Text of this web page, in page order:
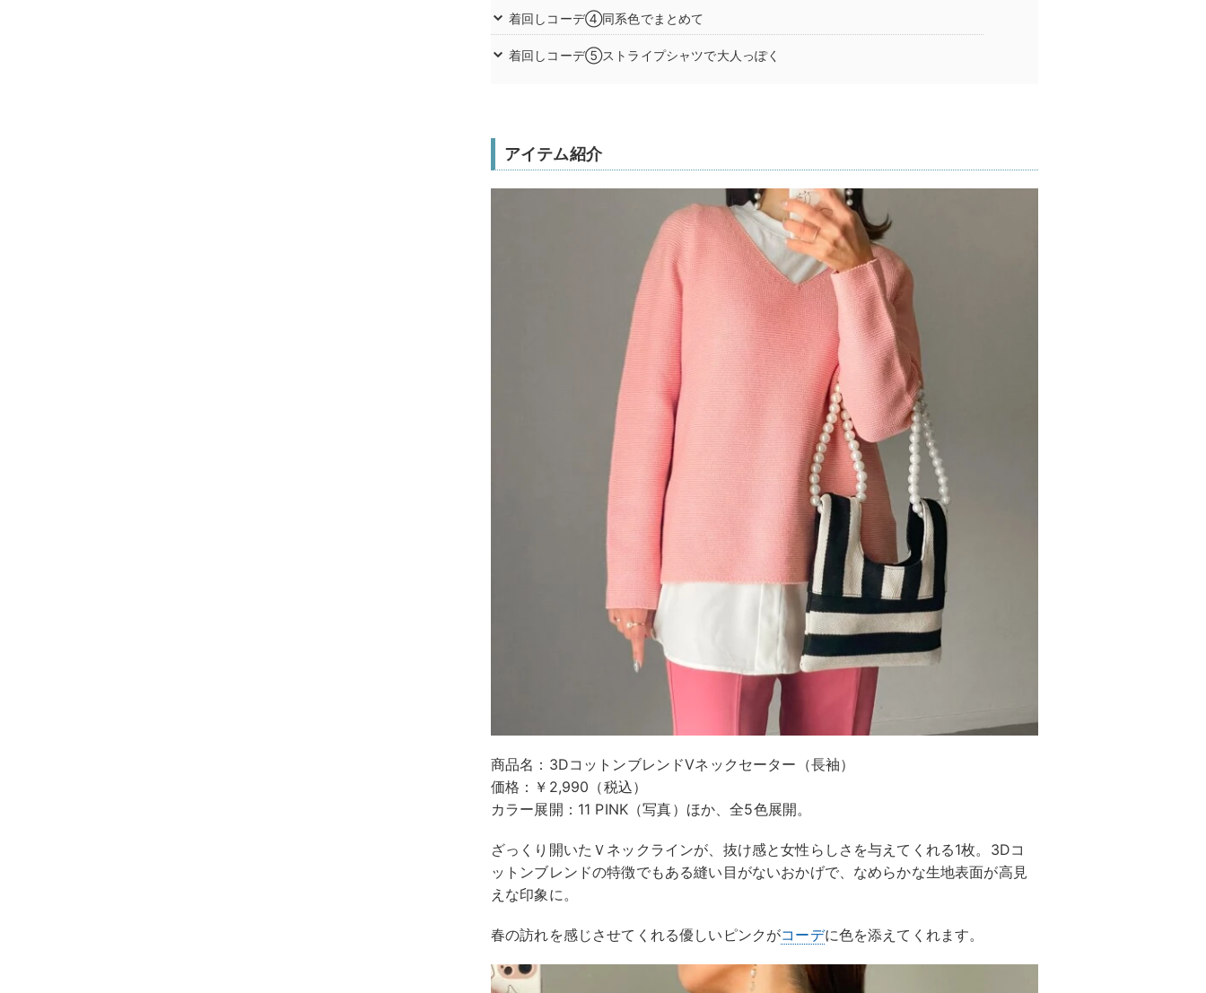
着回しコーデ④同系色でまとめて
着回しコーデ⑤ストライプシャツで大人っぽく
アイテム紹介
商品名：3DコットンブレンドVネックセーター（長袖）
価格：￥2,990（税込）
カラー展開：11 PINK（写真）ほか、全5色展開。
ざっくり開いたＶネックラインが、抜け感と女性らしさを与えてくれる1枚。3Dコ
ットンブレンドの特徴でもある縫い目がないおかげで、なめらかな生地表面が高見
えな印象に。
春の訪れを感じさせてくれる優しいピンクがコーデに色を添えてくれます。